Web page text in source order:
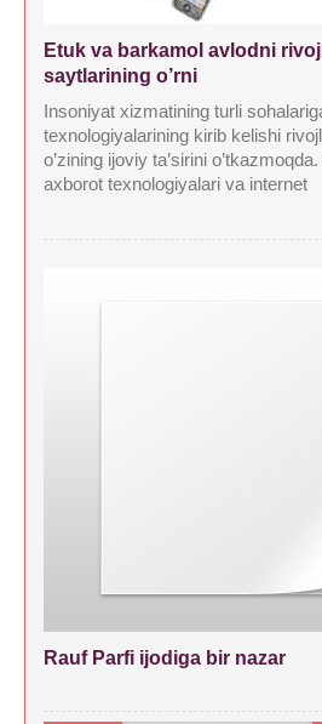
Etuk va barkamol avlodni
saytlarining o’rni
Insoniyat xizmatining turli
texnologiyalarining kirib kelishi
o’zining ijoviy ta’sirini
axborot texnologiyalari va internet
Rauf Parfi ijodiga bir nazar